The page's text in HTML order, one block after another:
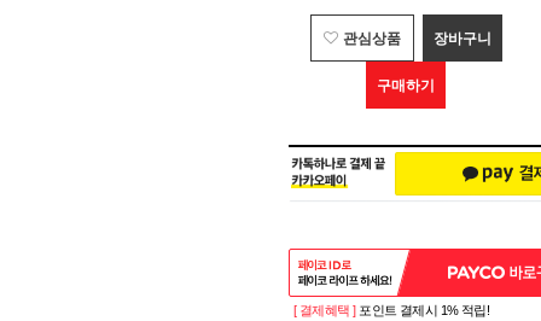
관심상품 장바구니
구매하기
[ 결제혜택 ] 포인트 결제시 1% 적립!